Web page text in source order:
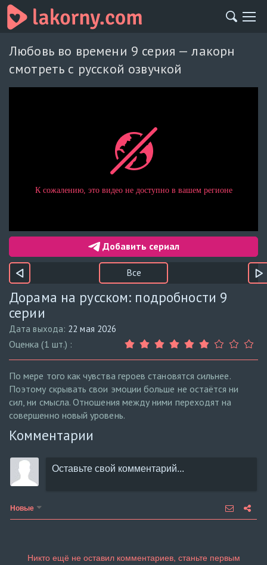
Любовь во времени 9 серия — лакорн
смотреть с русской озвучкой
Добавить сериал
Все
Дорама на русском: подробности 9
серии
Дата выхода: 22 мая 2026
Оценка (1 шт.) :
По мере того как чувства героев становятся сильнее.
Поэтому скрывать свои эмоции больше не остаётся ни
сил, ни смысла. Отношения между ними переходят на
совершенно новый уровень.
Комментарии
Новые